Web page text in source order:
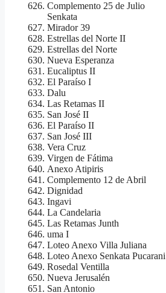
Complemento 25 de Julio
Senkata
Mirador 39
Estrellas del Norte II
Estrellas del Norte
Nueva Esperanza
Eucaliptus II
El Paraíso I
Dalu
Las Retamas II
San José II
El Paraíso II
San José III
Vera Cruz
Virgen de Fátima
Anexo Atipiris
Complemento 12 de Abril
Dignidad
Ingavi
La Candelaria
Las Retamas Junth
uma I
Loteo Anexo Villa Juliana
Loteo Anexo Senkata Pucarani
Rosedal Ventilla
Nueva Jerusalén
San Antonio